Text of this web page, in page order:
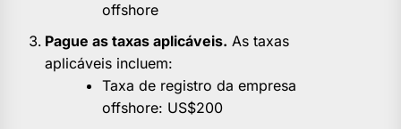
offshore
Pague as taxas aplicáveis. As taxas
aplicáveis incluem:
Taxa de registro da empresa
offshore: US$200